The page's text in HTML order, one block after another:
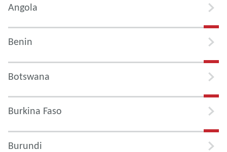
Angola
Benin
Botswana
Burkina Faso
Burundi